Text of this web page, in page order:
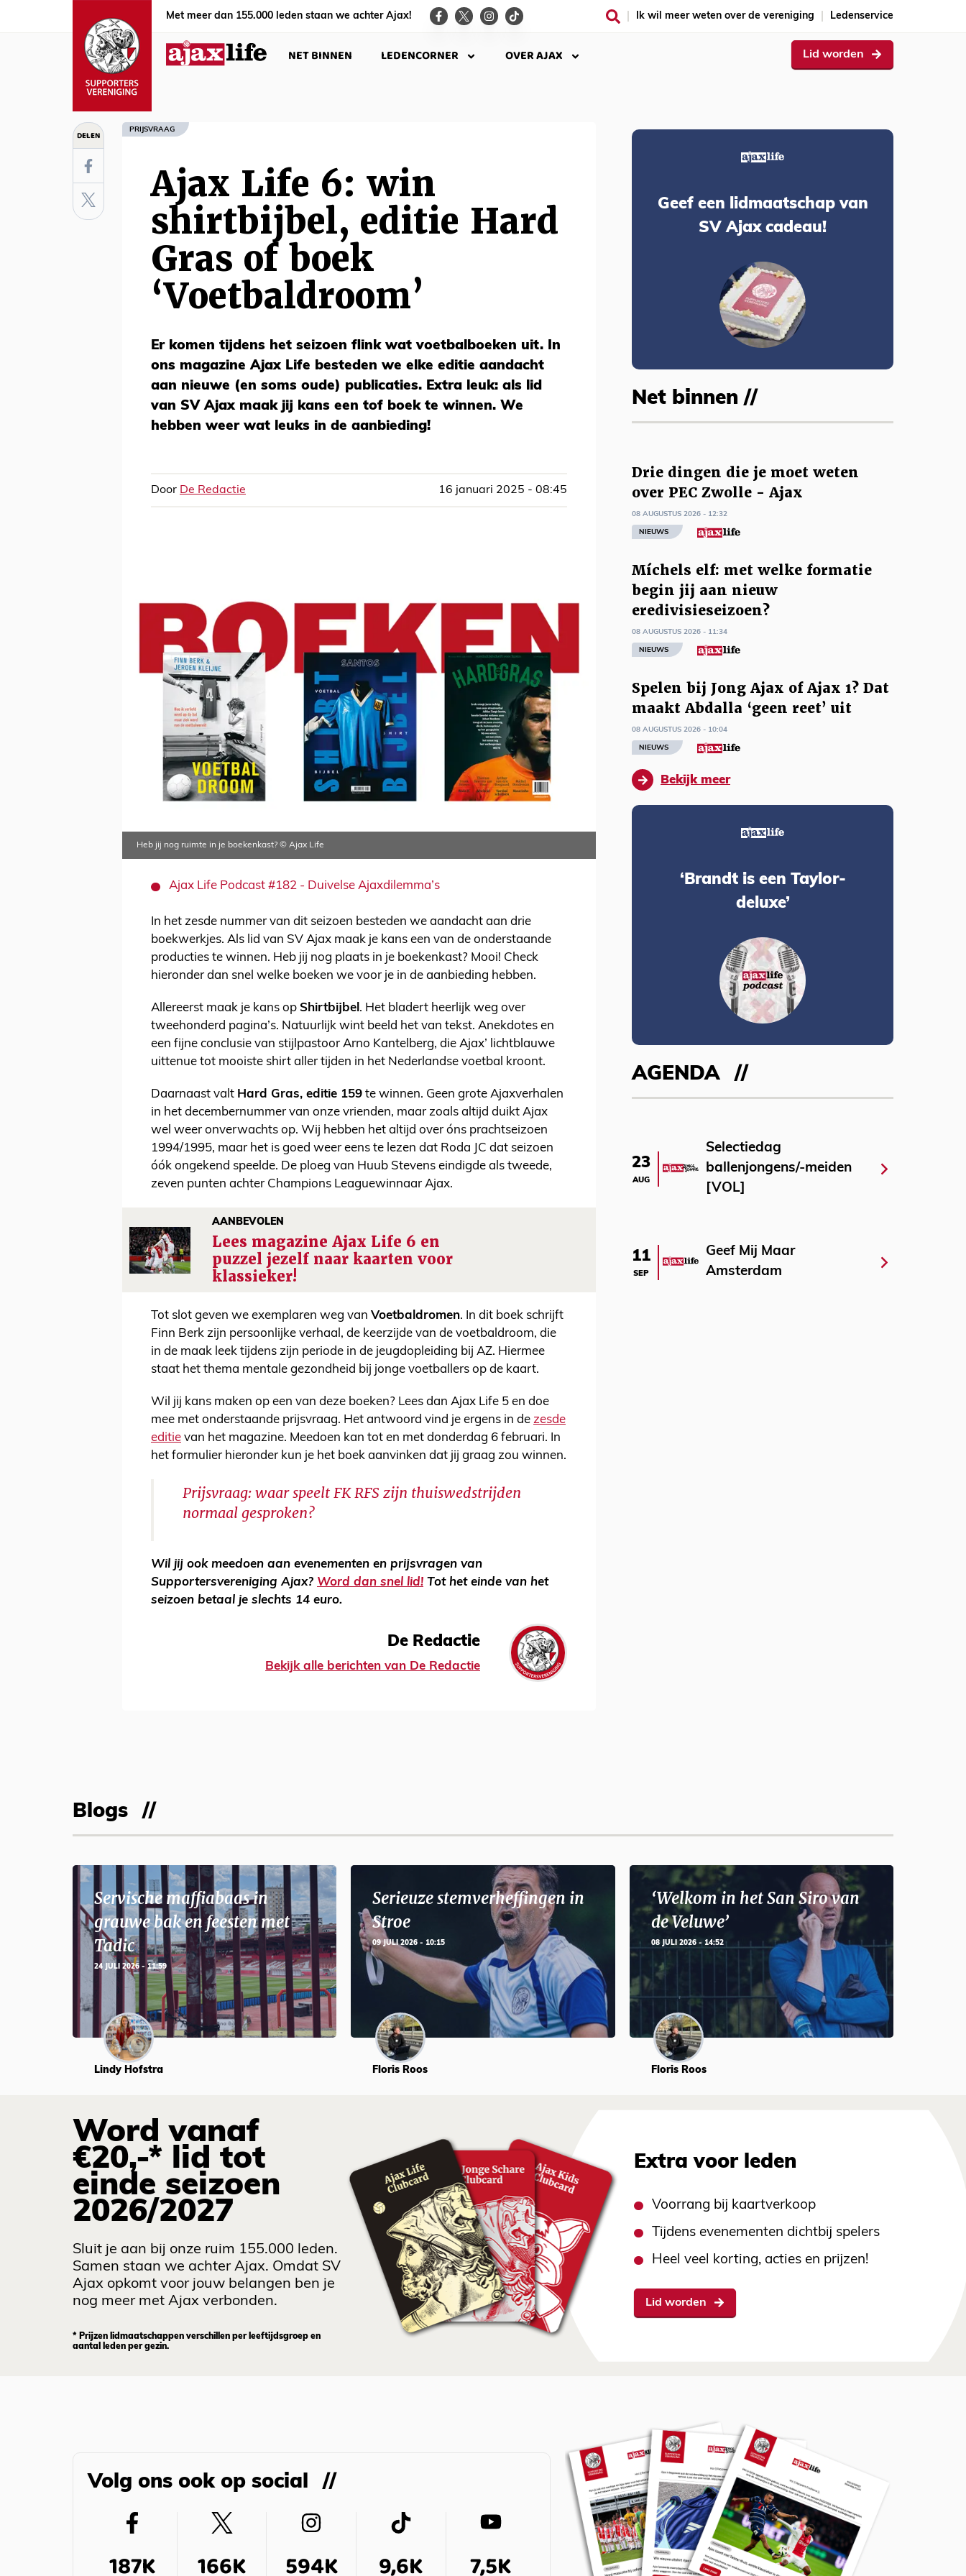
Met meer dan 155.000 leden staan we achter Ajax! Ik wil meer weten over de vereniging Ledenservice
NET BINNEN LEDENCORNER OVER AJAX Lid worden
DELEN PRIJSVRAAG
Ajax Life 6: win
shirtbijbel, editie Hard
Gras of boek
‘Voetbaldroom’
Er komen tijdens het seizoen flink wat voetbalboeken uit. In
ons magazine Ajax Life besteden we elke editie aandacht
aan nieuwe (en soms oude) publicaties. Extra leuk: als lid
van SV Ajax maak jij kans een tof boek te winnen. We
hebben weer wat leuks in de aanbieding!
Door De Redactie 16 januari 2025 - 08:45
Heb jij nog ruimte in je boekenkast? © Ajax Life
Ajax Life Podcast #182 - Duivelse Ajaxdilemma’s
In het zesde nummer van dit seizoen besteden we aandacht aan drie
boekwerkjes. Als lid van SV Ajax maak je kans een van de onderstaande
producties te winnen. Heb jij nog plaats in je boekenkast? Mooi! Check
hieronder dan snel welke boeken we voor je in de aanbieding hebben.
Allereerst maak je kans op Shirtbijbel. Het bladert heerlijk weg over
tweehonderd pagina’s. Natuurlijk wint beeld het van tekst. Anekdotes en
een fijne conclusie van stijlpastoor Arno Kantelberg, die Ajax’ lichtblauwe
uittenue tot mooiste shirt aller tijden in het Nederlandse voetbal kroont.
Daarnaast valt Hard Gras, editie 159 te winnen. Geen grote Ajaxverhalen
in het decembernummer van onze vrienden, maar zoals altijd duikt Ajax
wel weer onverwachts op. Wij hebben het altijd over óns prachtseizoen
1994/1995, maar het is goed weer eens te lezen dat Roda JC dat seizoen
óók ongekend speelde. De ploeg van Huub Stevens eindigde als tweede,
zeven punten achter Champions Leaguewinnaar Ajax.
AANBEVOLEN
Lees magazine Ajax Life 6 en
puzzel jezelf naar kaarten voor
klassieker!
Tot slot geven we exemplaren weg van Voetbaldromen. In dit boek schrijft
Finn Berk zijn persoonlijke verhaal, de keerzijde van de voetbaldroom, die
in de maak leek tijdens zijn periode in de jeugdopleiding bij AZ. Hiermee
staat het thema mentale gezondheid bij jonge voetballers op de kaart.
Wil jij kans maken op een van deze boeken? Lees dan Ajax Life 5 en doe
mee met onderstaande prijsvraag. Het antwoord vind je ergens in de zesde
editie van het magazine. Meedoen kan tot en met donderdag 6 februari. In
het formulier hieronder kun je het boek aanvinken dat jij graag zou winnen.
Prijsvraag: waar speelt FK RFS zijn thuiswedstrijden
normaal gesproken?
Wil jij ook meedoen aan evenementen en prijsvragen van
Supportersvereniging Ajax? Word dan snel lid! Tot het einde van het
seizoen betaal je slechts 14 euro.
De Redactie
Bekijk alle berichten van De Redactie
Geef een lidmaatschap van
SV Ajax cadeau!
Net binnen //
Drie dingen die je moet weten
over PEC Zwolle - Ajax
08 AUGUSTUS 2026 - 12:32
NIEUWS
Míchels elf: met welke formatie
begin jij aan nieuw
eredivisieseizoen?
08 AUGUSTUS 2026 - 11:34
NIEUWS
Spelen bij Jong Ajax of Ajax 1? Dat
maakt Abdalla ‘geen reet’ uit
08 AUGUSTUS 2026 - 10:04
NIEUWS
Bekijk meer
‘Brandt is een Taylor-
deluxe’
AGENDA
23
AUG
Selectiedag
ballenjongens/-meiden
[VOL]
11
SEP
Geef Mij Maar
Amsterdam
Blogs
Servische maffiabaas in
grauwe bak en feesten met
Tadic
24 JULI 2026 - 11:59
Lindy Hofstra
Serieuze stemverheffingen in
Stroe
09 JULI 2026 - 10:15
Floris Roos
‘Welkom in het San Siro van
de Veluwe’
08 JULI 2026 - 14:52
Floris Roos
Word vanaf
€20,-* lid tot
einde seizoen
2026/2027
Sluit je aan bij onze ruim 155.000 leden.
Samen staan we achter Ajax. Omdat SV
Ajax opkomt voor jouw belangen ben je
nog meer met Ajax verbonden.
* Prijzen lidmaatschappen verschillen per leeftijdsgroep en
aantal leden per gezin.
Extra voor leden
Voorrang bij kaartverkoop
Tijdens evenementen dichtbij spelers
Heel veel korting, acties en prijzen!
Lid worden
Volg ons ook op social
187K 166K 594K 9,6K 7,5K